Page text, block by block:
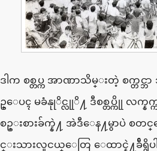
ဒါက စစ္တပ္က အာဏာသိမ္းတဲ့ စက္တင္ဘာ
ဥ္ေပၚ မခံနုုိင္လုုိ႔ ဒီစစ္တပ္ကိုု လက္
စဥ္းစားခ်က္နဲ႔ အဲဒီေန႔မွာပဲ စတ
င္းသားလူငယ္ေတြ ေထာင္နဲ႔ခ်ီရွိ